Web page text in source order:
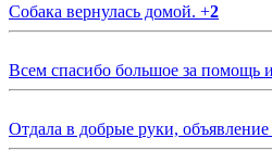
Собака вернулась домой. +2
Всем спасибо большое за помощь
Отдала в добрые руки, объявление